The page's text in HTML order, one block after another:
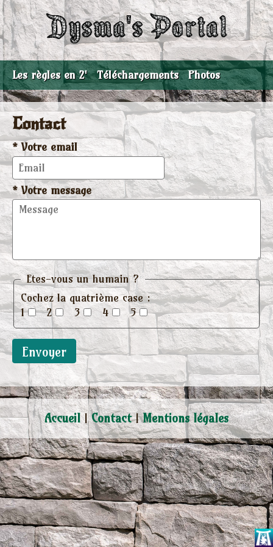
Les règles en 2' Téléchargements Photos
Contact
* Votre email
* Votre message
Etes-vous un humain ?
Cochez la quatrième case :
1
2 3 4 5
Accueil|Contact|Mentions légales